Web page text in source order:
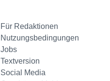
Für Redaktionen
Nutzungsbedingungen
Jobs
Textversion
Social Media